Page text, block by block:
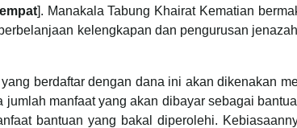
]. Manakala Tabung Khairat Kematian
kelengkapan dan pengurusan
berdaftar dengan dana ini akan dikenakan
manfaat yang akan dibayar sebagai
bantuan yang bakal diperolehi.